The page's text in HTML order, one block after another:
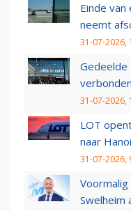
Einde
neemt
31-07-2026,
Gedeelde
31-07-2026,
LOT
naar Hanoi
31-07-2026,
Swelheim